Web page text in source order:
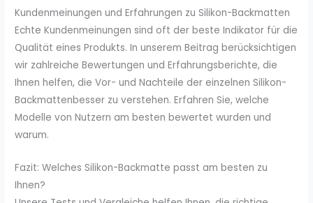
Kundenmeinungen und Erfahrungen zu Silikon-Backmatten
Echte Kundenmeinungen sind oft der beste Indikator für die
Qualität eines Produkts. In unserem Beitrag berücksichtigen
wir zahlreiche Bewertungen und Erfahrungsberichte, die
Ihnen helfen, die Vor- und Nachteile der einzelnen Silikon-
Backmattenbesser zu verstehen. Erfahren Sie, welche
Modelle von Nutzern am besten bewertet wurden und
warum.
Fazit: Welches Silikon-Backmatte passt am besten zu
Ihnen?